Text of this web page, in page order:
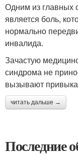
Одним из главных
является боль,
нормально
инвалида.
Зачастую
синдрома не
вызывают
читать дальше →
Последние